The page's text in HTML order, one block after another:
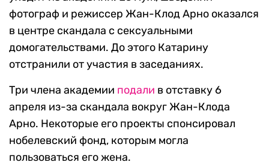
фотограф и режиссер Жан-Клод Арно оказался
в центре скандала с сексуальными
домогательствами. До этого Катарину
отстранили от участия в заседаниях.
Три члена академии подали в отставку 6
апреля из-за скандала вокруг Жан-Клода
Арно. Некоторые его проекты спонсировал
нобелевский фонд, которым могла
пользоваться его жена.